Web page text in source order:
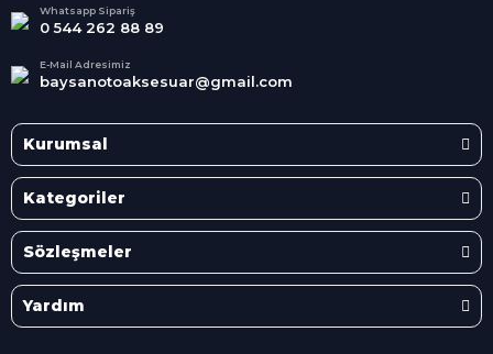
Whatsapp Sipariş
0 544 262 88 89
E-Mail Adresimiz
baysanotoaksesuar@gmail.com
Kurumsal
Kategoriler
Sözleşmeler
Yardım